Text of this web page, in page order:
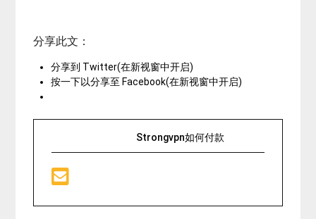
分享此文：
分享到 Twitter(在新视窗中开启)
按一下以分享至 Facebook(在新视窗中开启)
Strongvpn如何付款